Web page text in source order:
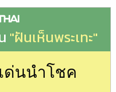
"ฝันเห็นพระเทะ"
ด่นนำโชค